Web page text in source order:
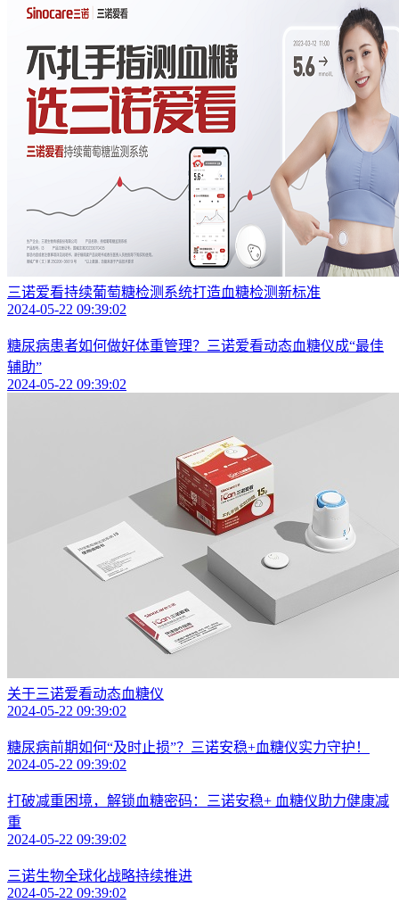
三诺爱看持续葡萄糖检测系统打造血糖检测新标准
2024-05-22 09:39:02
糖尿病患者如何做好体重管理？三诺爱看动态血糖仪成“最佳
辅助”
2024-05-22 09:39:02
关于三诺爱看动态血糖仪
2024-05-22 09:39:02
糖尿病前期如何“及时止损”？三诺安稳+血糖仪实力守护！
2024-05-22 09:39:02
打破减重困境，解锁血糖密码：三诺安稳+ 血糖仪助力健康减
重
2024-05-22 09:39:02
三诺生物全球化战略持续推进
2024-05-22 09:39:02